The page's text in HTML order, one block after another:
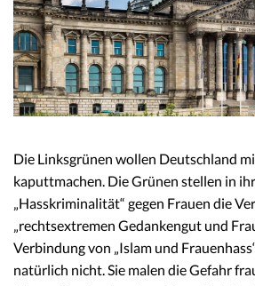
Die Linksgrünen wollen Deutschland
kaputtmachen. Die Grünen stellen in
„Hasskriminalität“ gegen Frauen die
„rechtsextremen Gedankengut und
Verbindung von „Islam und
natürlich nicht. Sie malen die Gefahr